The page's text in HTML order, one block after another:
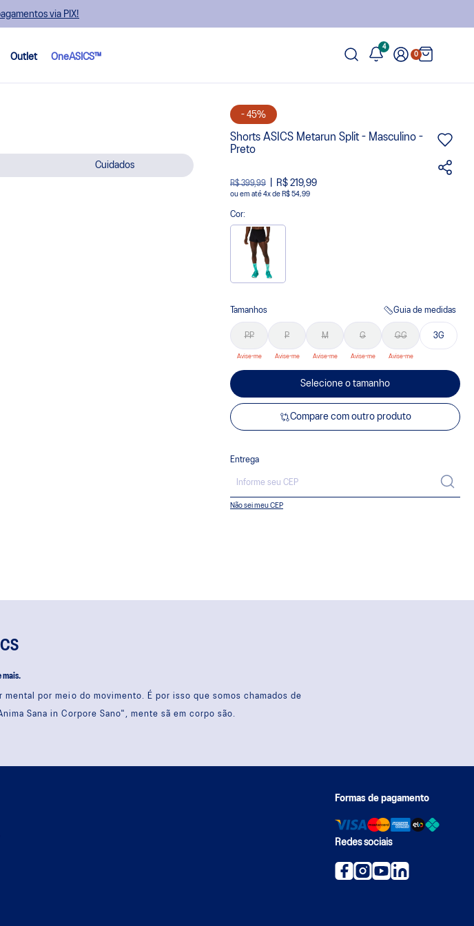
via PIX!
Outlet OneASICS™
4
0
Cuidados
- 45%
Shorts ASICS Metarun Split - Masculino -
Preto
R$ 399,99 R$ 219,99
ou 4x de R$ 54,99
Cor:
Tamanhos Guia de medidas
PP P M G GG 3G
Selecione o tamanho
Compare com outro produto
Entrega
Não sei meu CEP
mais.
mental por meio do movimento. É por isso que somos chamados de
Sana in Corpore Sano", mente sã em corpo são.
Formas de pagamento
Redes sociais